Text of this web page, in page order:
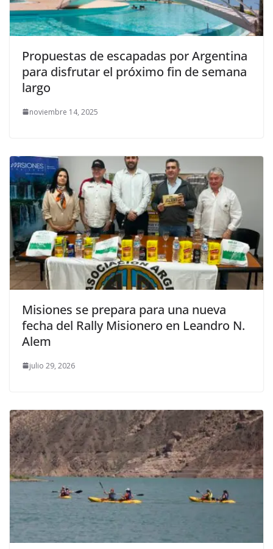
Propuestas de escapadas por Argentina
para disfrutar el próximo fin de semana
largo
noviembre 14, 2025
Misiones se prepara para una nueva
fecha del Rally Misionero en Leandro N.
Alem
julio 29, 2026